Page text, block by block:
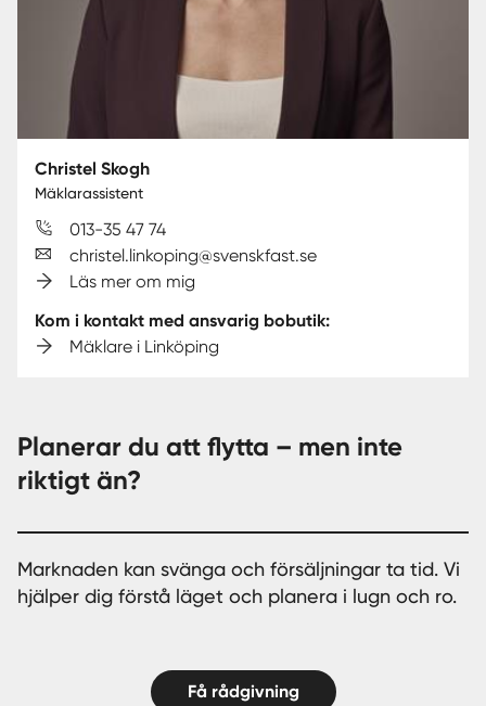
Christel Skogh
Mäklarassistent
013-35 47 74
christel.linkoping@svenskfast.se
Läs mer om mig
Kom i kontakt med ansvarig bobutik:
Mäklare i Linköping
Planerar du att flytta – men inte
riktigt än?
Marknaden kan svänga och försäljningar ta tid. Vi
hjälper dig förstå läget och planera i lugn och ro.
Få rådgivning